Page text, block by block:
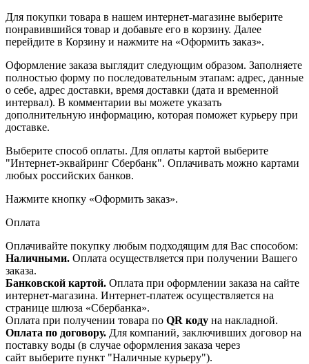
Для покупки товара в нашем интернет-магазине выберите
понравившийся товар и добавьте его в корзину. Далее
перейдите в Корзину и нажмите на «Оформить заказ».
Оформление заказа выглядит следующим образом. Заполняете
полностью форму по последовательным этапам: адрес, данные
о себе, адрес доставки, время доставки (дата и временной
интервал). В комментарии вы можете указать
дополнительную информацию, которая поможет курьеру при
доставке.
Выберите способ оплаты. Для оплаты картой выберите
"Интернет-эквайринг Сбербанк". Оплачивать можно картами
любых российских банков.
Нажмите кнопку «Оформить заказ».
Оплата
Оплачивайте покупку любым подходящим для Вас способом:
Наличными. Оплата осуществляется при получении Вашего
заказа.
Банковской картой. Оплата при оформлении заказа на сайте
интернет-магазина. Интернет-платеж осуществляется на
странице шлюза «Сбербанка».
Оплата при получении товара по QR коду на накладной.
Оплата по договору. Для компаний, заключивших договор на
поставку воды (в случае оформления заказа через
сайт выберите пункт "Наличные курьеру").